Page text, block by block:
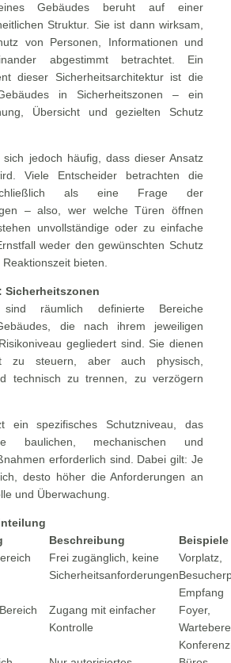
Gebäudes beruht auf einer
Struktur. Sie ist dann wirksam,
von Personen, Informationen und
abgestimmt betrachtet. Ein
dieser Sicherheitsarchitektur ist die
in Sicherheitszonen – ein
Übersicht und gezielten Schutz
jedoch häufig, dass dieser Ansatz
Viele Entscheider betrachten die
als eine Frage der
– also, wer welche Türen öffnen
unvollständige oder zu einfache
weder den gewünschten Schutz
bieten.
Sicherheitszonen
sind räumlich definierte Bereiche
die nach ihrem jeweiligen
gegliedert sind. Sie dienen
zu steuern, aber auch physisch,
technisch zu trennen, zu verzögern
ein spezifisches Schutzniveau, das
baulichen, mechanischen und
erforderlich sind. Dabei gilt: Je
desto höher die Anforderungen an
und Überwachung.
Beschreibung
Beispiele
Frei zugänglich, keine
Sicherheitsanforderungen
Vorplatz,
Empfang
Zugang mit einfacher
Kontrolle
Foyer,